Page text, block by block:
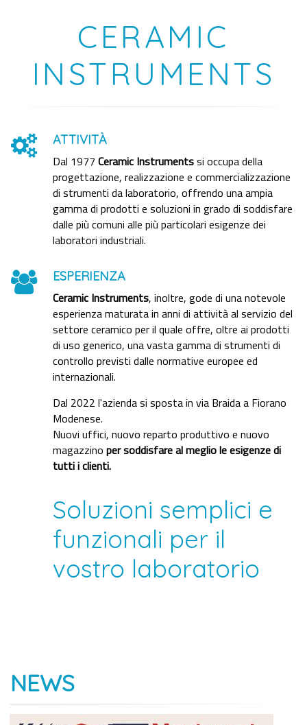
CERAMIC
INSTRUMENTS
ATTIVITÀ
Dal 1977 Ceramic Instrumentssi occupa della
progettazione, realizzazione e commercializzazione
di strumenti da laboratorio, offrendo una ampia
gamma di prodotti e soluzioni in grado di soddisfare
dalle più comuni alle più particolari esigenze dei
laboratori industriali.
ESPERIENZA
Ceramic Instruments, inoltre, gode di una notevole
esperienza maturata in anni di attività al servizio del
settore ceramico per il quale offre, oltre ai prodotti
di uso generico, una vasta gamma di strumenti di
controllo previsti dalle normative europee ed
internazionali.
Dal 2022 l'azienda si sposta in via Braida a Fiorano
Modenese.
Nuovi uffici, nuovo reparto produttivo e nuovo
magazzino per soddisfare al meglio le esigenze di
tutti i clienti.
Soluzioni semplici e
funzionali per il
vostro laboratorio
NEWS